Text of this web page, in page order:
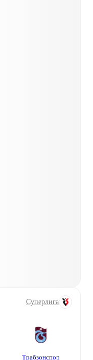
Суперлига
Трабзонспор